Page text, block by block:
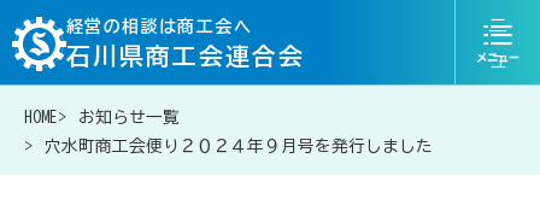
経営の相談は商工会へ
石川県商工会連合会
ニ
ュ
HOME
お知らせ一覧
穴水町商工会便り２０２４年９月号を発行しました
お問い合わせ